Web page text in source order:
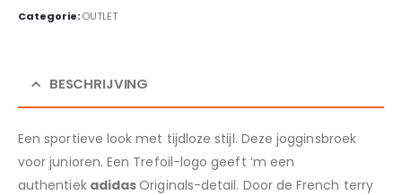
Categorie:OUTLET
BESCHRIJVING
Een sportieve look met tijdloze stijl. Deze jogginsbroek
voor junioren. Een Trefoil-logo geeft ‘m een
authentiekadidasOriginals-detail. Door de French terry